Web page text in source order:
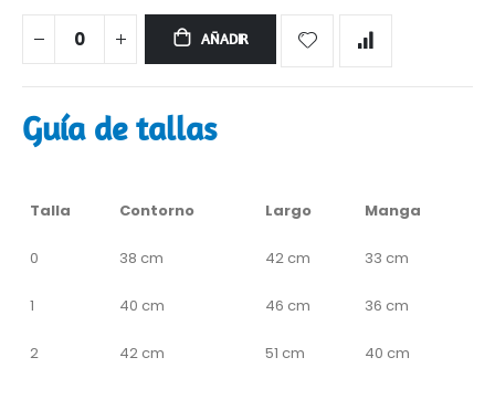
AÑADIR
Guía de tallas
Talla Contorno Largo Manga
0 38 cm 42 cm 33 cm
1 40 cm 46 cm 36 cm
2 42 cm 51 cm 40 cm